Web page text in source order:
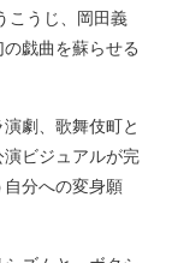
こうじ、岡田義
戯曲を蘇らせる
劇、歌舞伎町と
ビジュアルが完
分への変身願